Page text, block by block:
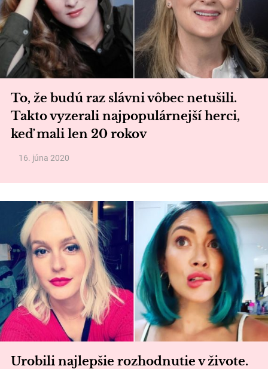
To, že budú raz slávni vôbec netušili.
Takto vyzerali najpopulárnejší herci,
keď mali len 20 rokov
16. júna 2020
Urobili najlepšie rozhodnutie v živote.